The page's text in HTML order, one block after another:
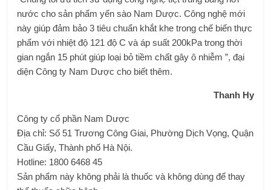
nước cho sản phẩm yến sào Nam Dược. Công nghệ mới
này giúp đảm bảo 3 tiêu chuẩn khắt khe trong chế biến thực
phẩm với nhiệt độ 121 độ C và áp suất 200kPa trong thời
gian ngắn 15 phút giúp loại bỏ tiềm chất gây ô nhiễm ”, đại
diện Công ty Nam Dược cho biết thêm.
Thanh Hy
Công ty cổ phần Nam Dược
Địa chỉ: Số 51 Trương Công Giai, Phường Dịch Vọng, Quận
Cầu Giấy, Thành phố Hà Nội.
Hotline: 1800 6468 45
Sản phẩm này không phải là thuốc và không dùng để thay